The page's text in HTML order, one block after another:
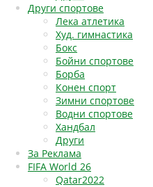
Други спортове
Лека атлетика
Худ. гимнастика
Бокс
Бойни спортове
Борба
Конен спорт
Зимни спортове
Водни спортове
Хандбал
Други
За Реклама
FIFA World 26
Qatar2022